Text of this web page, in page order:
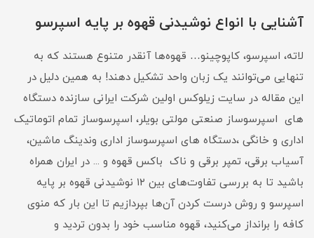
آشنایی با انواع نوشیدنی قهوه بر پایه اسپرسو
لاته، اسپرسو، کاپوچینو… قهوه‌ها آنقدر متنوع هستند که به
تنهایی می‌توانند یک زبان واحد تشکیل دهند! به همین دلیل در
این مقاله در سایت زیلوکس اولین شرکت ایرانی سازنده دستگاه
های اسپرسوساز صنعتی مولتی بویلر، اسپرسوساز تمام اتوماتیک
اداری و خانگی ،دستگاه های اسپرسوساز اداری وندینگ ماشین،
آسیاب برقی، تمپر برقی و ناک باکس قهوه و ... در ایران همراه
باشید تا به بررسی تفاوت‌های بین ۱۲ نوشیدنی قهوه بر پایه
اسپرسو و روش درست کردن آن‌ها بپردازیم تا این بار که منوی
کافه را برانداز می‌کنید، قهوه مناسب خود را بدون تردید و